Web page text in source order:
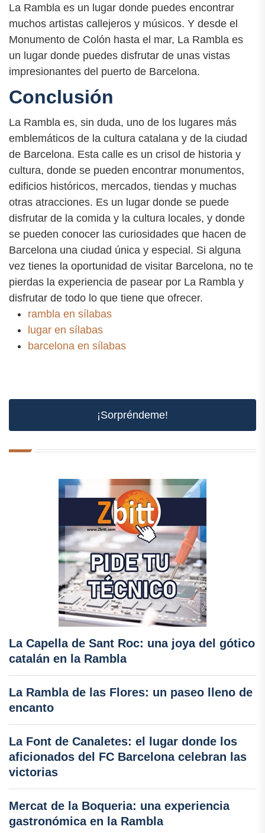
La Rambla es un lugar donde puedes encontrar
muchos artistas callejeros y músicos. Y desde el
Monumento de Colón hasta el mar, La Rambla es
un lugar donde puedes disfrutar de unas vistas
impresionantes del puerto de Barcelona.
Conclusión
La Rambla es, sin duda, uno de los lugares más
emblemáticos de la cultura catalana y de la ciudad
de Barcelona. Esta calle es un crisol de historia y
cultura, donde se pueden encontrar monumentos,
edificios históricos, mercados, tiendas y muchas
otras atracciones. Es un lugar donde se puede
disfrutar de la comida y la cultura locales, y donde
se pueden conocer las curiosidades que hacen de
Barcelona una ciudad única y especial. Si alguna
vez tienes la oportunidad de visitar Barcelona, no te
pierdas la experiencia de pasear por La Rambla y
disfrutar de todo lo que tiene que ofrecer.
rambla en sílabas
lugar en sílabas
barcelona en sílabas
¡Sorpréndeme!
La Capella de Sant Roc: una joya del gótico
catalán en la Rambla
La Rambla de las Flores: un paseo lleno de
encanto
La Font de Canaletes: el lugar donde los
aficionados del FC Barcelona celebran las
victorias
Mercat de la Boqueria: una experiencia
gastronómica en la Rambla